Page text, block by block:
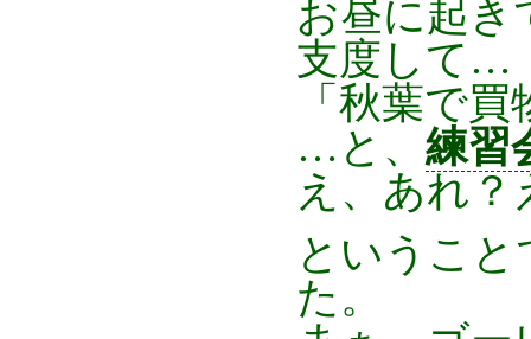
お昼に起き
支度して…
「秋葉で
…と、 練習
え、あれ？
というこ
た。